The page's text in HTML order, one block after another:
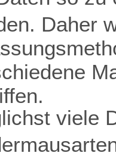
Daher
viele